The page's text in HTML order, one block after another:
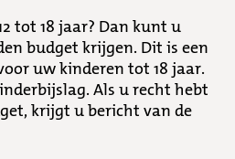
tot 18 jaar? Dan kunt u
budget krijgen. Dit is een
uw kinderen tot 18 jaar.
Als u recht hebt
krijgt u bericht van de